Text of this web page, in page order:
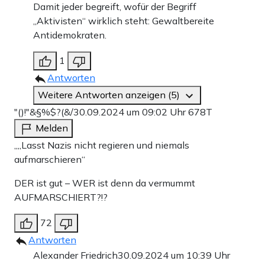
Damit jeder begreift, wofür der Begriff
„Aktivisten“ wirklich steht: Gewaltbereite
Antidemokraten.
1
Antworten
Weitere Antworten anzeigen (5)
"()!"&§%$?(&/30.09.2024 um 09:02 Uhr678T
Melden
„„Lasst Nazis nicht regieren und niemals
aufmarschieren“
DER ist gut – WER ist denn da vermummt
AUFMARSCHIERT?!?
72
Antworten
Alexander Friedrich30.09.2024 um 10:39 Uhr